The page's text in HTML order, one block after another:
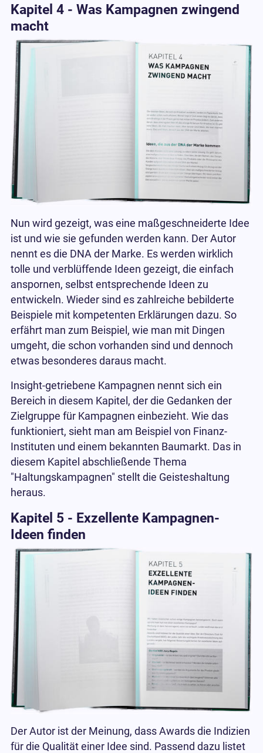
Kapitel 4 - Was Kampagnen zwingend
macht
Nun wird gezeigt, was eine maßgeschneiderte Idee
ist und wie sie gefunden werden kann. Der Autor
nennt es die DNA der Marke. Es werden wirklich
tolle und verblüffende Ideen gezeigt, die einfach
anspornen, selbst entsprechende Ideen zu
entwickeln. Wieder sind es zahlreiche bebilderte
Beispiele mit kompetenten Erklärungen dazu. So
erfährt man zum Beispiel, wie man mit Dingen
umgeht, die schon vorhanden sind und dennoch
etwas besonderes daraus macht.
Insight-getriebene Kampagnen nennt sich ein
Bereich in diesem Kapitel, der die Gedanken der
Zielgruppe für Kampagnen einbezieht. Wie das
funktioniert, sieht man am Beispiel von Finanz-
Instituten und einem bekannten Baumarkt. Das in
diesem Kapitel abschließende Thema
"Haltungskampagnen" stellt die Geisteshaltung
heraus.
Kapitel 5 - Exzellente Kampagnen-
Ideen finden
Der Autor ist der Meinung, dass Awards die Indizien
für die Qualität einer Idee sind. Passend dazu listet